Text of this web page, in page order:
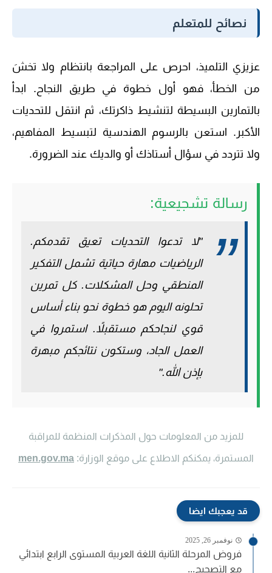
نصائح للمتعلم
عزيزي التلميذ، احرص على المراجعة بانتظام ولا تخشَ
من الخطأ، فهو أول خطوة في طريق النجاح. ابدأ
بالتمارين البسيطة لتنشيط ذاكرتك، ثم انتقل للتحديات
الأكبر. استعن بالرسوم الهندسية لتبسيط المفاهيم،
ولا تتردد في سؤال أستاذك أو والديك عند الضرورة.
رسالة تشجيعية:
"لا تدعوا التحديات تعيق تقدمكم.
الرياضيات مهارة حياتية تشمل التفكير
المنطقي وحل المشكلات. كل تمرين
تحلونه اليوم هو خطوة نحو بناء أساس
قوي لنجاحكم مستقبلاً. استمروا في
العمل الجاد، وستكون نتائجكم مبهرة
بإذن الله."
للمزيد من المعلومات حول المذكرات المنظمة للمراقبة
المستمرة، يمكنكم الاطلاع على موقع الوزارة: men.gov.ma
قد يعجبك ايضا
نوفمبر 26, 2025
فروض المرحلة الثانية اللغة العربية المستوى الرابع ابتدائي
مع التصحيح...